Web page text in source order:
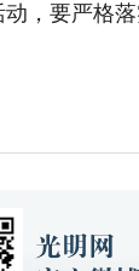
要严格落